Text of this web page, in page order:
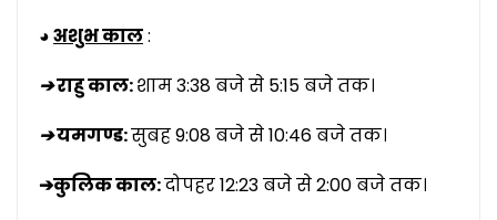
◕अशुभ काल:
➔राहु काल:शाम 3:38 बजे से 5:15 बजे तक।
➔यमगण्ड:सुबह 9:08 बजे से 10:46 बजे तक।
➔कुलिक काल:दोपहर 12:23 बजे से 2:00 बजे तक।